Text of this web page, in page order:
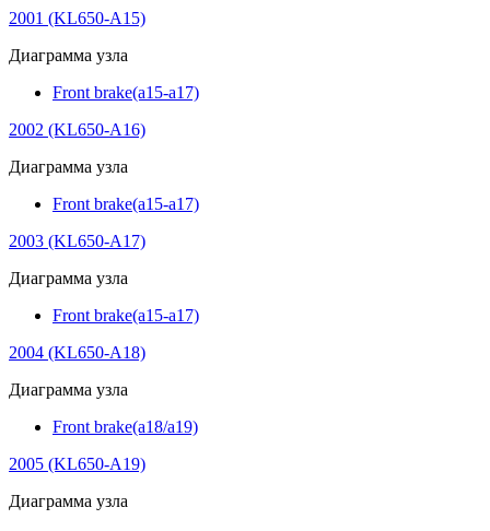
2001 (KL650-A15)
Диаграмма узла
Front brake(a15-a17)
2002 (KL650-A16)
Диаграмма узла
Front brake(a15-a17)
2003 (KL650-A17)
Диаграмма узла
Front brake(a15-a17)
2004 (KL650-A18)
Диаграмма узла
Front brake(a18/a19)
2005 (KL650-A19)
Диаграмма узла